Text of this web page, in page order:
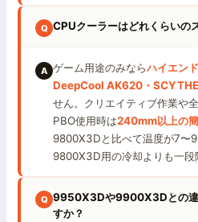
CPUクーラーはどれくらいの
ゲーム用途のみならハイエン
DeepCool AK620・
せん。クリエイティブ作業や
PBO使用時は240mm以上の
9800X3Dと比べて温度が7〜
9800X3D用の冷却よりも一段
9950X3Dや9900X3Dとの違
すか？